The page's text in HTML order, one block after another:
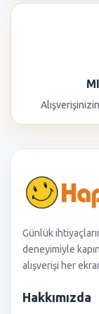
Günlük
deneyimiyle
alışverişi her
Hakkımızda